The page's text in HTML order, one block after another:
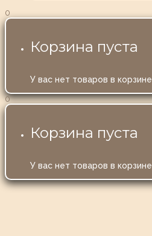
0
Корзина пуста
У вас нет товаров в корзине
0
Корзина пуста
У вас нет товаров в корзине